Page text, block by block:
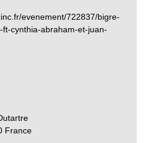
evenement/722837/bigre-
cynthia-abraham-et-juan-
France